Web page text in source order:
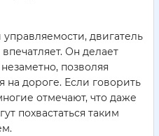
двигатель
Он делает
позволяя
на дороге. Если говорить
отмечают, что даже
похвастаться таким